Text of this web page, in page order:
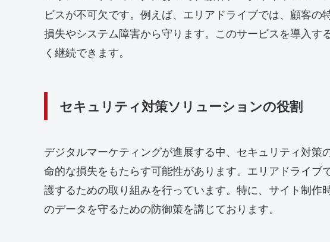
ビスが不可欠です。例えば、エリアドライブでは、顧客
損失やシステム障害から守ります。このサービスを導入
く継続できます。
セキュリティ対策ソリューションの役割
デジタルマーケティングが進展する中、セキュリティ対
命的な損失をもたらす可能性があります。エリアドライ
護するための取り組みを行っています。特に、サイト制
のデータを守るための防御策を講じております。